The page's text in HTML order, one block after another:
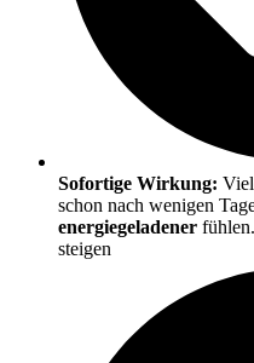
Sofortige Wirkung:
schon nach wenigen
energiegeladener
steigen